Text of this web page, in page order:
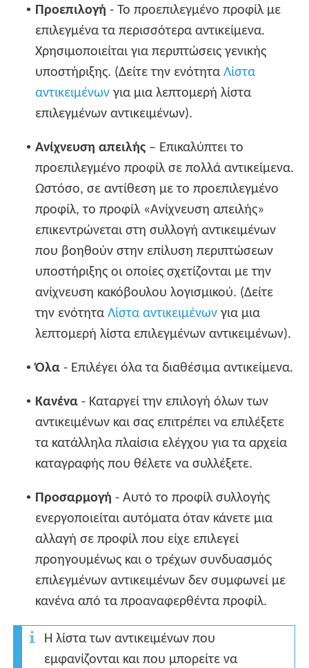
• Προεπιλογή - Το προεπιλεγμένο προφίλ με
επιλεγμένα τα περισσότερα αντικείμενα.
Χρησιμοποιείται για περιπτώσεις γενικής
υποστήριξης. (Δείτε την ενότηταΛίστα
αντικειμένων για μια λεπτομερή λίστα
επιλεγμένων αντικειμένων).
• Ανίχνευση απειλής – Επικαλύπτει το
προεπιλεγμένο προφίλ σε πολλά αντικείμενα.
Ωστόσο, σε αντίθεση με το προεπιλεγμένο
προφίλ, το προφίλ «Ανίχνευση απειλής»
επικεντρώνεται στη συλλογή αντικειμένων
που βοηθούν στην επίλυση περιπτώσεων
υποστήριξης οι οποίες σχετίζονται με την
ανίχνευση κακόβουλου λογισμικού. (Δείτε
την ενότηταΛίστα αντικειμένων για μια
λεπτομερή λίστα επιλεγμένων αντικειμένων).
• Όλα - Επιλέγει όλα τα διαθέσιμα αντικείμενα.
• Κανένα - Καταργεί την επιλογή όλων των
αντικειμένων και σας επιτρέπει να επιλέξετε
τα κατάλληλα πλαίσια ελέγχου για τα αρχεία
καταγραφής που θέλετε να συλλέξετε.
• Προσαρμογή - Αυτό το προφίλ συλλογής
ενεργοποιείται αυτόματα όταν κάνετε μια
αλλαγή σε προφίλ που είχε επιλεγεί
προηγουμένως και ο τρέχων συνδυασμός
επιλεγμένων αντικειμένων δεν συμφωνεί με
κανένα από τα προαναφερθέντα προφίλ.
Η λίστα των αντικειμένων που
εμφανίζονται και που μπορείτε να